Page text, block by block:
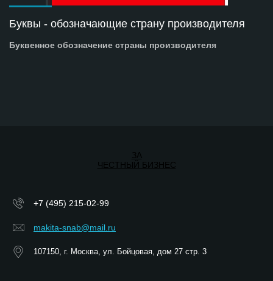
Буквы - обозначающие страну производителя
Буквенное обозначение страны производителя
+7 (495) 215-02-99
makita-snab@mail.ru
107150, г. Москва, ул. Бойцовая, дом 27 стр. 3
ЗА
ЧЕСТНЫЙ БИЗНЕС